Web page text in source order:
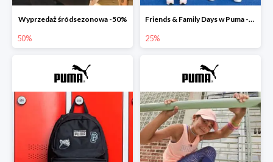
Wyprzedaż śródsezonowa -50%
50%
Friends & Family Days w Puma -25%
25%